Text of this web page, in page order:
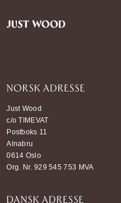
NORSK ADRESSE
Just Wood
c/o TIMEVAT
Postboks 11
Alnabru
0614 Oslo
Org. Nr. 929 545 753 MVA
DANSK ADRESSE